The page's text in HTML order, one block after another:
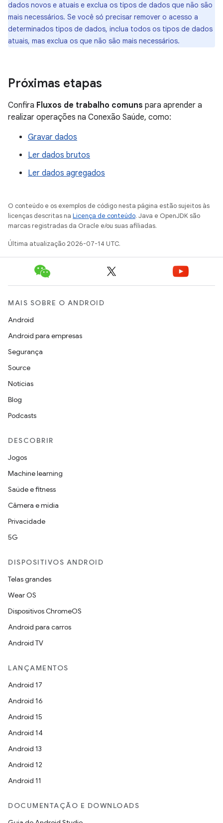
dados novos e atuais e exclua os tipos de dados que não são
mais necessários. Se você só precisar remover o acesso a
determinados tipos de dados, inclua todos os tipos de dados
atuais, mas exclua os que não são mais necessários.
Próximas etapas
Confira Fluxos de trabalho comuns para aprender a
realizar operações na Conexão Saúde, como:
Gravar dados
Ler dados brutos
Ler dados agregados
O conteúdo e os exemplos de código nesta página estão sujeitos às
licenças descritas na Licença de conteúdo. Java e OpenJDK são
marcas registradas da Oracle e/ou suas afiliadas.
Última atualização 2026-07-14 UTC.
MAIS SOBRE O ANDROID
Android
Android para empresas
Segurança
Source
Notícias
Blog
Podcasts
DESCOBRIR
Jogos
Machine learning
Saúde e fitness
Câmera e mídia
Privacidade
5G
DISPOSITIVOS ANDROID
Telas grandes
Wear OS
Dispositivos ChromeOS
Android para carros
Android TV
LANÇAMENTOS
Android 17
Android 16
Android 15
Android 14
Android 13
Android 12
Android 11
DOCUMENTAÇÃO E DOWNLOADS